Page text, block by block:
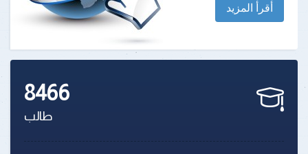
أقرأ المزيد
8466
طالب